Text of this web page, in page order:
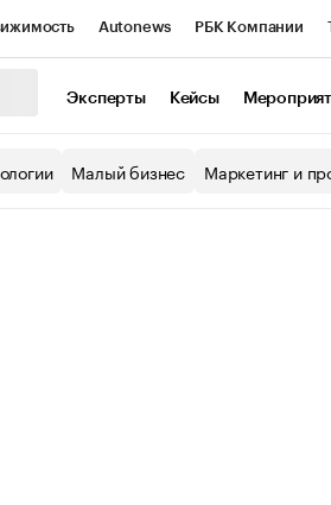
Autonews РБК Компании
Экономика
Эксперты Кейсы
Малый бизнес Маркетинг и